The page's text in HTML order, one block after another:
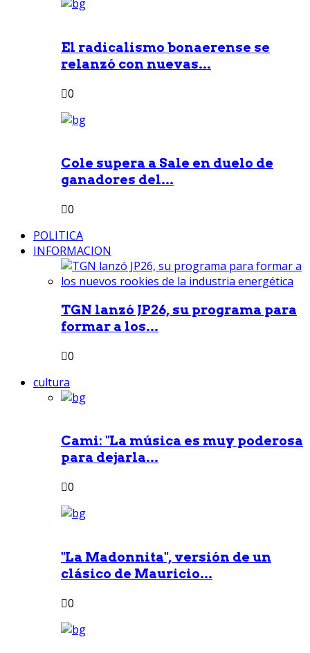
El radicalismo bonaerense se
relanzó con nuevas...
0
Cole supera a Sale en duelo de
ganadores del...
0
POLITICA
INFORMACION
TGN lanzó JP26, su programa para
formar a los...
0
cultura
Cami: "La música es muy poderosa
para dejarla...
0
"La Madonnita", versión de un
clásico de Mauricio...
0